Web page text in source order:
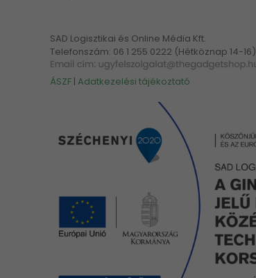
SAD Logisztikai és Online Média Kft.
Telefonszám: 06 1 255 0222 (Hétköznap 14-16)
ÁSZF | Adatkezelési tájékoztató